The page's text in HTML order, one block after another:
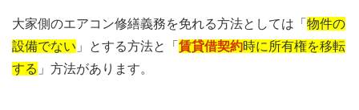
大家側のエアコン修繕義務を免れる方法としては「 物件の
設備でない 」とする方法と「 賃貸借契約時に所有権を移転
する 」方法があります。